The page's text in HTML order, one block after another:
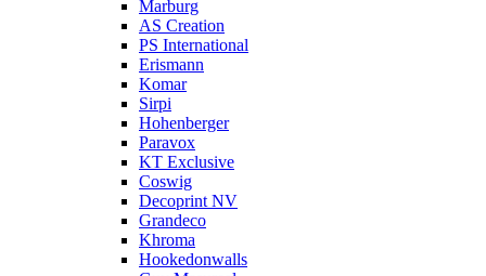
Marburg
AS Creation
PS International
Erismann
Komar
Sirpi
Hohenberger
Paravox
KT Exclusive
Coswig
Decoprint NV
Grandeco
Khroma
Hookedonwalls